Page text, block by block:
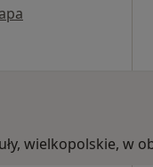
wielkopolskie, w